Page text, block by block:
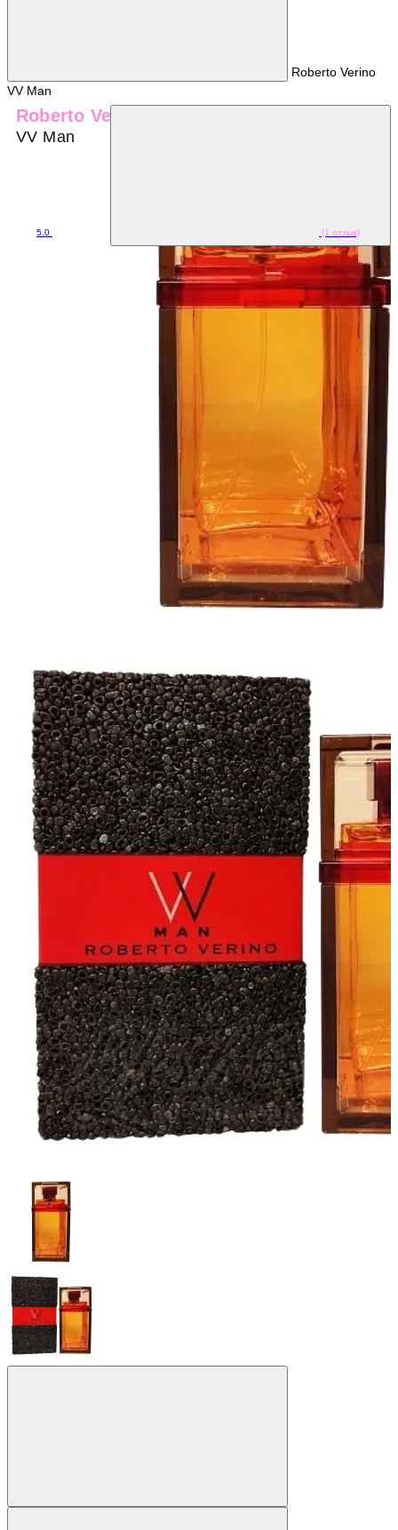
Roberto Verino
VV Man
Roberto Verino
VV Man
5.0 (1 отзыв)